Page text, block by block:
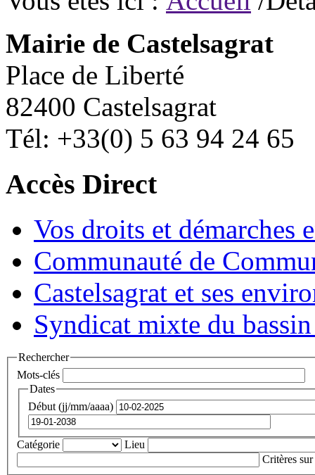
Mairie de Castelsagrat
Place de Liberté
82400 Castelsagrat
Tél: +33(0) 5 63 94 24 65
Accès Direct
Vos droits et démarches
Communauté de
Castelsagrat et ses
Syndicat mixte du
Rechercher
Mots-clés
Dates
Début (jj/mm/aaaa)
Catégorie
Lieu
Critères sur